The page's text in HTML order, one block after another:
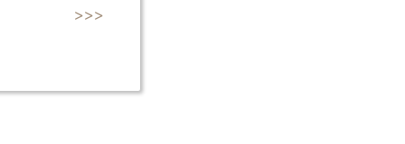
>>>